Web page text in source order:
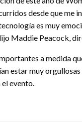
desde que
es muy
Maddie Peacock,
a medida
estar muy
evento.